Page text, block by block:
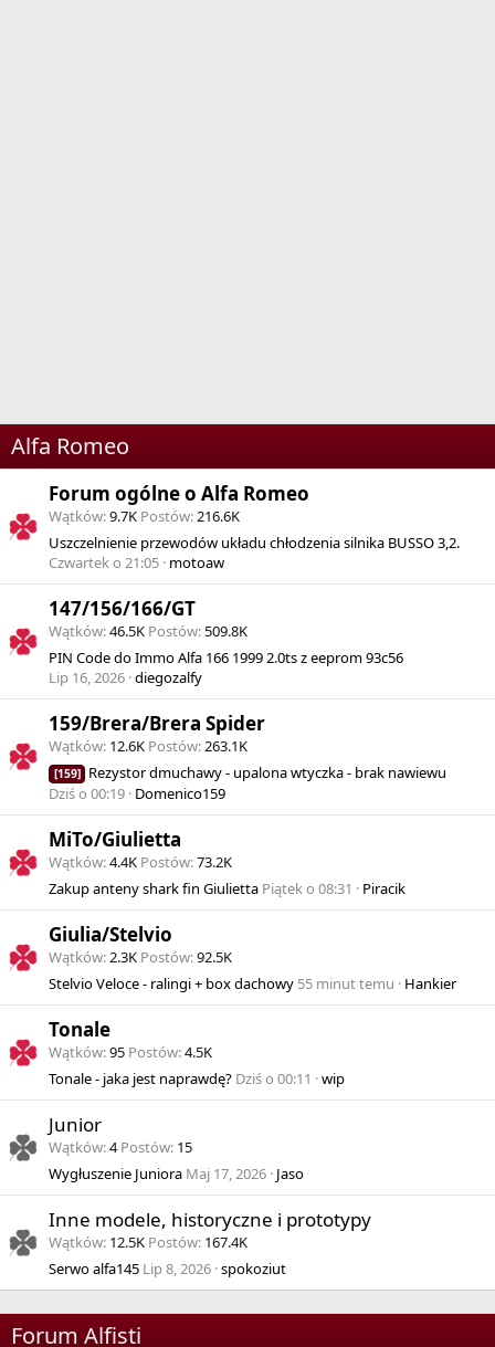
Alfa Romeo
Forum ogólne o Alfa Romeo
Wątków 9.7K Postów 216.6K
Uszczelnienie przewodów układu chłodzenia silnika BUSSO 3,2.
Czwartek o 21:05 motoaw
147/156/166/GT
Wątków 46.5K Postów 509.8K
PIN Code do Immo Alfa 166 1999 2.0ts z eeprom 93c56
Lip 16, 2026 diegozalfy
159/Brera/Brera Spider
Wątków 12.6K Postów 263.1K
[159] Rezystor dmuchawy - upalona wtyczka - brak nawiewu
Dziś o 00:19 Domenico159
MiTo/Giulietta
Wątków 4.4K Postów 73.2K
Zakup anteny shark fin Giulietta Piątek o 08:31 Piracik
Giulia/Stelvio
Wątków 2.3K Postów 92.5K
Stelvio Veloce - ralingi + box dachowy 55 minut temu Hankier
Tonale
Wątków 95 Postów 4.5K
Tonale - jaka jest naprawdę? Dziś o 00:11 wip
Junior
Wątków 4 Postów 15
Wygłuszenie Juniora Maj 17, 2026 Jaso
Inne modele, historyczne i prototypy
Wątków 12.5K Postów 167.4K
Serwo alfa145 Lip 8, 2026 spokoziut
Forum Alfisti